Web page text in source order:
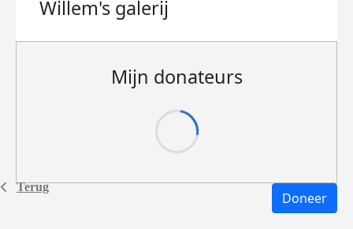
Terug
Willem's galerij
Mijn donateurs
Doneer